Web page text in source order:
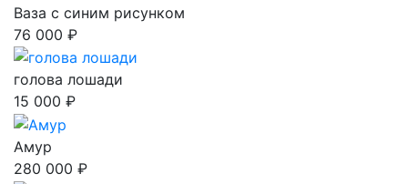
Ваза с синим рисунком
76 000 ₽
голова лошади
15 000 ₽
Амур
280 000 ₽